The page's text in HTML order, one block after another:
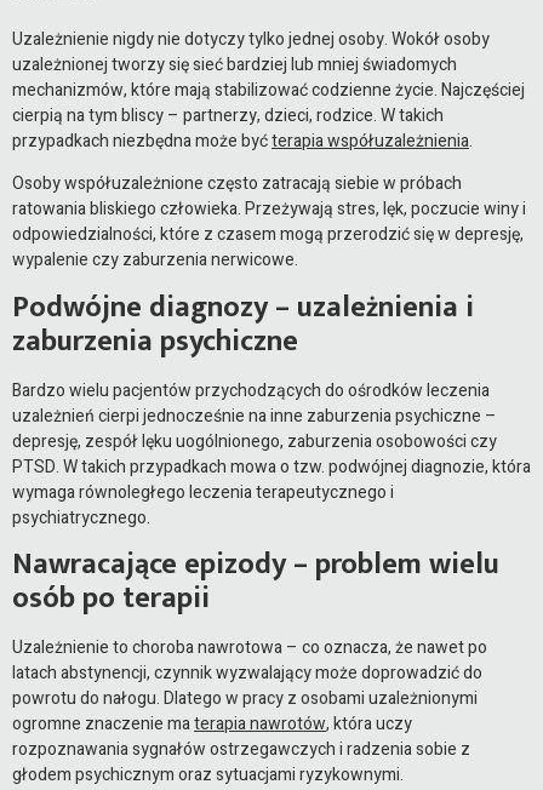
Uzależnienie nigdy nie dotyczy tylko jednej osoby. Wokół osoby
uzależnionej tworzy się sieć bardziej lub mniej świadomych
mechanizmów, które mają stabilizować codzienne życie. Najczęściej
cierpią na tym bliscy – partnerzy, dzieci, rodzice. W takich
przypadkach niezbędna może byćterapia współuzależnienia.
Osoby współuzależnione często zatracają siebie w próbach
ratowania bliskiego człowieka. Przeżywają stres, lęk, poczucie winy i
odpowiedzialności, które z czasem mogą przerodzić się w depresję,
wypalenie czy zaburzenia nerwicowe.
Podwójne diagnozy – uzależnienia i
zaburzenia psychiczne
Bardzo wielu pacjentów przychodzących do ośrodków leczenia
uzależnień cierpi jednocześnie na inne zaburzenia psychiczne –
depresję, zespół lęku uogólnionego, zaburzenia osobowości czy
PTSD. W takich przypadkach mowa o tzw. podwójnej diagnozie, która
wymaga równoległego leczenia terapeutycznego i
psychiatrycznego.
Nawracające epizody – problem wielu
osób po terapii
Uzależnienie to choroba nawrotowa – co oznacza, że nawet po
latach abstynencji, czynnik wyzwalający może doprowadzić do
powrotu do nałogu. Dlatego w pracy z osobami uzależnionymi
ogromne znaczenie materapia nawrotów, która uczy
rozpoznawania sygnałów ostrzegawczych i radzenia sobie z
głodem psychicznym oraz sytuacjami ryzykownymi.